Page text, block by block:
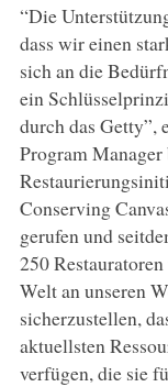
“Die
dass wir einen
sich an die
ein
durch das Getty”,
Program
Conserving
gerufen und
250
Welt an unseren
sicherzustellen,
aktuellsten
verfügen, die sie